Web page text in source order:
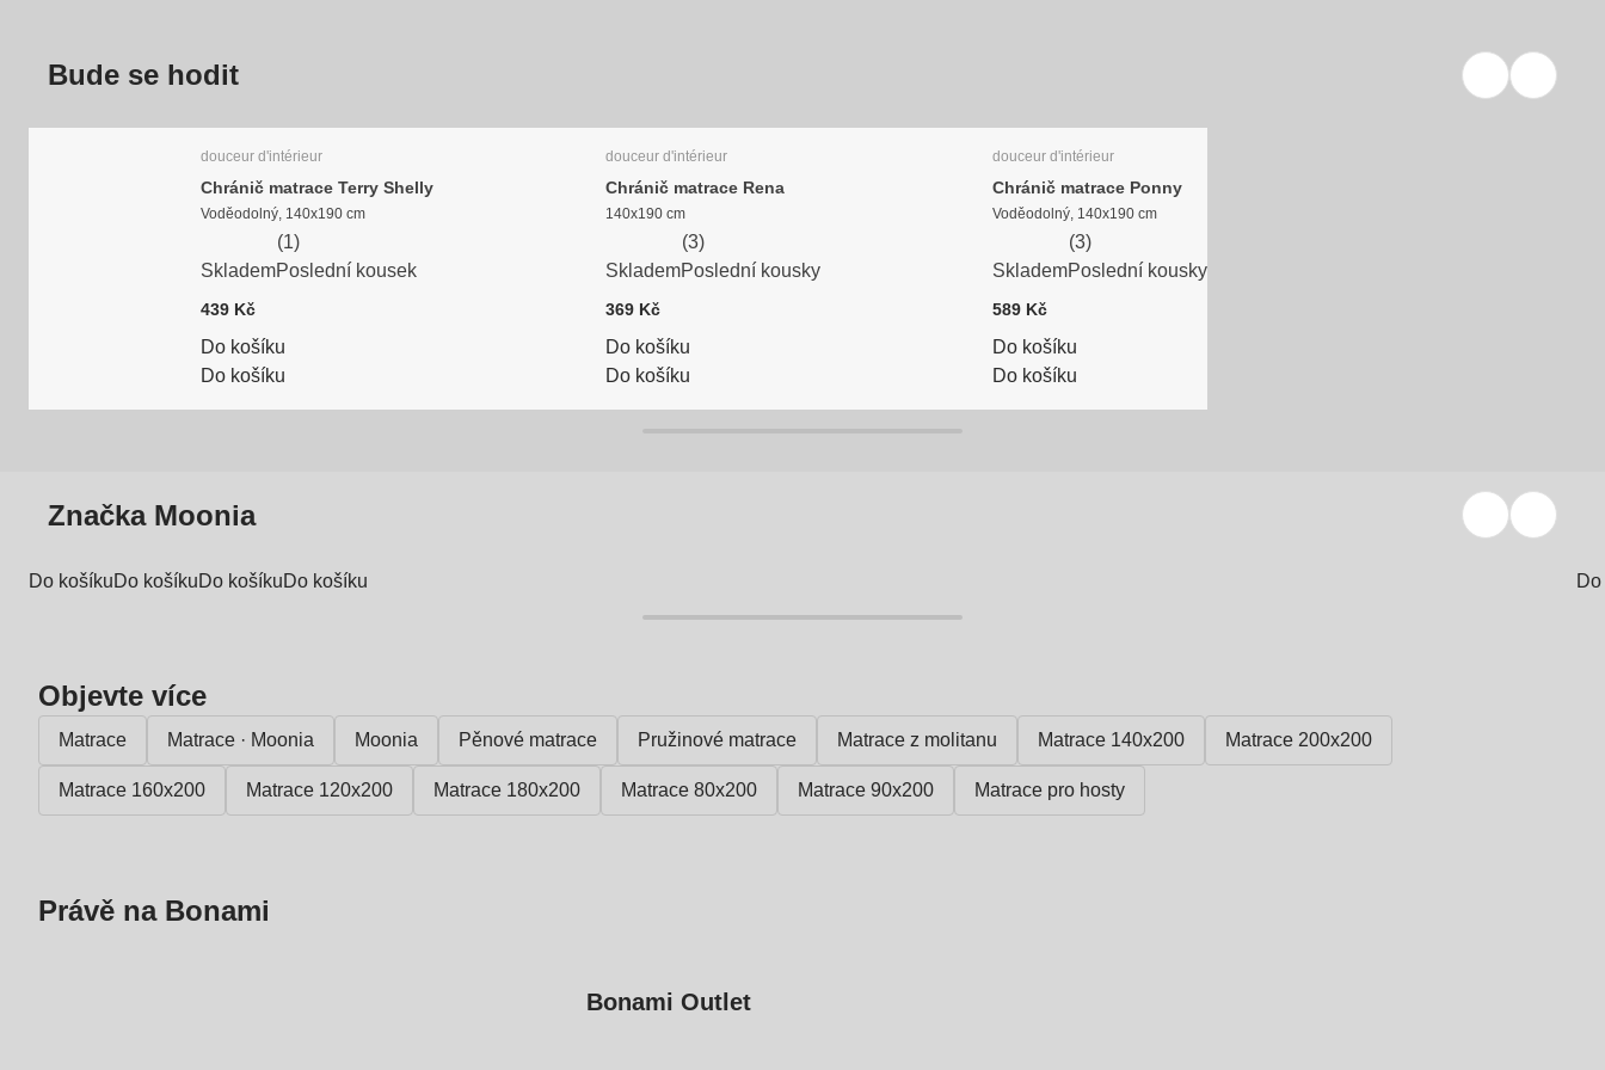
Bude se hodit
douceur d'intérieur
Chránič matrace Terry Shelly
Voděodolný, 140x190 cm
(1)
SklademPoslední kousek
439 Kč
Do košíku
Do košíku
douceur d'intérieur
Chránič matrace Rena
140x190 cm
(3)
SklademPoslední kousky
369 Kč
Do košíku
Do košíku
douceur d'intérieur
Chránič matrace Ponny
Voděodolný, 140x190 cm
(3)
SklademPoslední kousky
589 Kč
Do košíku
Do košíku
Značka Moonia
Do košíkuDo košíkuDo košíkuDo košíku
Objevte více
Matrace Matrace · Moonia Moonia Pěnové matrace Pružinové matrace Matrace z molitanu Matrace 140x200 Matrace 200x200
Matrace 160x200 Matrace 120x200 Matrace 180x200 Matrace 80x200 Matrace 90x200 Matrace pro hosty
Právě na Bonami
Bonami Outlet